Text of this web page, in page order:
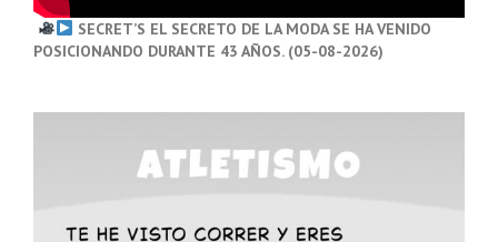
SECRET’S EL SECRETO DE LA MODA SE HA VENIDO
POSICIONANDO DURANTE 43 AÑOS. (05-08-2026)